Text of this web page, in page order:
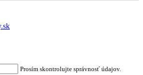
Prosím skontrolujte správnosť údajov.